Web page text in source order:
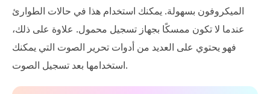
الميكروفون بسهولة. يمكنك استخدام هذا في حالات الطوارئ
عندما لا تكون ممسكًا بجهاز تسجيل محمول. علاوة على ذلك،
فهو يحتوي على العديد من أدوات تحرير الصوت التي يمكنك
استخدامها بعد تسجيل الصوت.